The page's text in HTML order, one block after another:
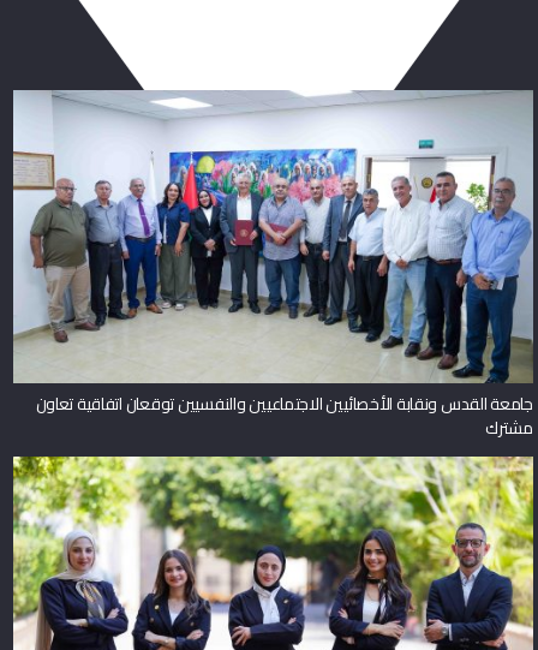
جامعة القدس ونقابة الأخصائيين الاجتماعيين والنفسيين توقعان اتفاقية تعاون
مشترك